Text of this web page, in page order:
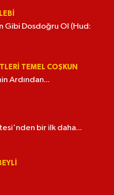
Gibi Dosdoğru Ol (Hud:
TEMEL COŞKUN
Ardından...
bir ilk daha...